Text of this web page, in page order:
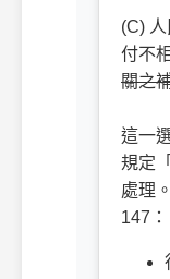
(C)
付不
關之
這一
規定
處理
147：